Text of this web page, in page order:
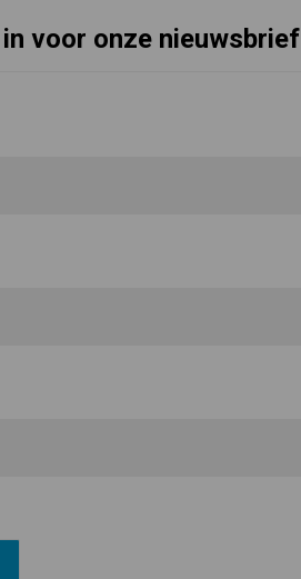
voor onze nieuwsbrief